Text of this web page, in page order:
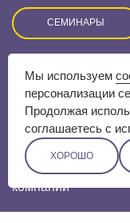
СЕМИНАРЫ
Оставляя заявку на
обработку
конфиденциальности.
Разработка сайта
Мы используем
персонализации
Продолжая
соглашаетесь с
ХОРОШО